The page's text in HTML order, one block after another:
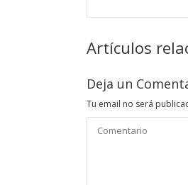
Artículos
Deja un
Tu email no será